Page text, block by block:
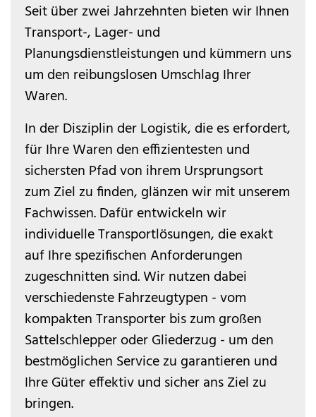
Seit über zwei Jahrzehnten bieten wir Ihnen
Transport-, Lager- und
Planungsdienstleistungen und kümmern uns
um den reibungslosen Umschlag Ihrer
Waren.
In der Disziplin der Logistik, die es erfordert,
für Ihre Waren den effizientesten und
sichersten Pfad von ihrem Ursprungsort
zum Ziel zu finden, glänzen wir mit unserem
Fachwissen. Dafür entwickeln wir
individuelle Transportlösungen, die exakt
auf Ihre spezifischen Anforderungen
zugeschnitten sind. Wir nutzen dabei
verschiedenste Fahrzeugtypen - vom
kompakten Transporter bis zum großen
Sattelschlepper oder Gliederzug - um den
bestmöglichen Service zu garantieren und
Ihre Güter effektiv und sicher ans Ziel zu
bringen.